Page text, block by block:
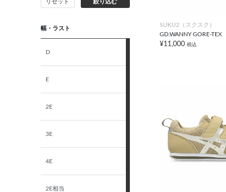
15.5cm
16.0cm
リセット 絞り込む
幅・ラスト
D
E
2E
3E
4E
2E相当
SUKU2（スクスク）
GD.WANNY GORE-TEX
¥11,000 税込